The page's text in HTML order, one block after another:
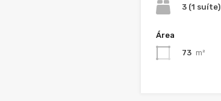
3 (1 suíte)
Área
73 m²